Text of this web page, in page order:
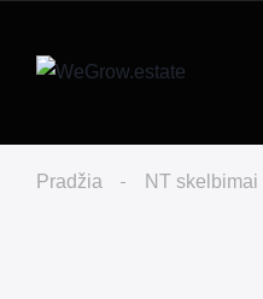
Pradžia NT skelbimai